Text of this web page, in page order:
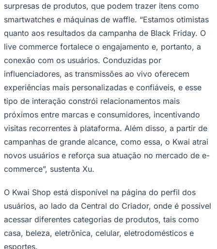
surpresas de produtos, que podem trazer itens como
smartwatches e máquinas de waffle. “Estamos otimistas
quanto aos resultados da campanha de Black Friday. O
live commerce fortalece o engajamento e, portanto, a
conexão com os usuários. Conduzidas por
influenciadores, as transmissões ao vivo oferecem
experiências mais personalizadas e confiáveis, e esse
tipo de interação constrói relacionamentos mais
próximos entre marcas e consumidores, incentivando
visitas recorrentes à plataforma. Além disso, a partir de
campanhas de grande alcance, como essa, o Kwai atrai
novos usuários e reforça sua atuação no mercado de e-
commerce”, sustenta Xu.
O Kwai Shop está disponível na página do perfil dos
usuários, ao lado da Central do Criador, onde é possível
acessar diferentes categorias de produtos, tais como
casa, beleza, eletrônica, celular, eletrodomésticos e
esportes.